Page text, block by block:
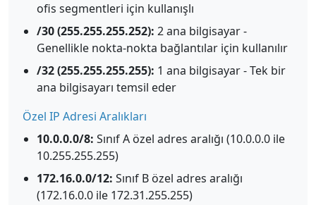
ofis segmentleri için kullanışlı
/30 (255.255.255.252): 2 ana bilgisayar -
Genellikle nokta-nokta bağlantılar için kullanılır
/32 (255.255.255.255): 1 ana bilgisayar - Tek bir
ana bilgisayarı temsil eder
Özel IP Adresi Aralıkları
10.0.0.0/8: Sınıf A özel adres aralığı (10.0.0.0 ile
10.255.255.255)
172.16.0.0/12: Sınıf B özel adres aralığı
(172.16.0.0 ile 172.31.255.255)